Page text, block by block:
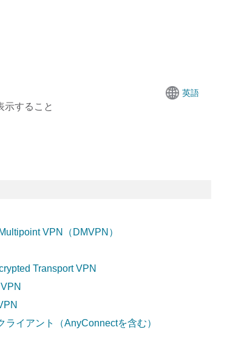
英語
示すること
VPN（DMVPN）
Transport VPN
ライアント（AnyConnectを含む）